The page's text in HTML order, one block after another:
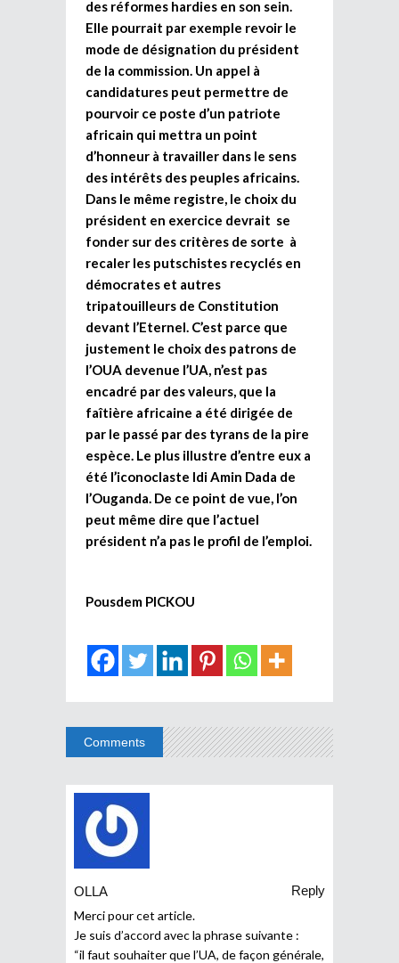
des réformes hardies en son sein.
Elle pourrait par exemple revoir le
mode de désignation du président
de la commission. Un appel à
candidatures peut permettre de
pourvoir ce poste d’un patriote
africain qui mettra un point
d’honneur à travailler dans le sens
des intérêts des peuples africains.
Dans le même registre, le choix du
président en exercice devrait se
fonder sur des critères de sorte à
recaler les putschistes recyclés en
démocrates et autres
tripatouilleurs de Constitution
devant l’Eternel. C’est parce que
justement le choix des patrons de
l’OUA devenue l’UA, n’est pas
encadré par des valeurs, que la
faîtière africaine a été dirigée de
par le passé par des tyrans de la pire
espèce. Le plus illustre d’entre eux a
été l’iconoclaste Idi Amin Dada de
l’Ouganda. De ce point de vue, l’on
peut même dire que l’actuel
président n’a pas le profil de l’emploi.
Pousdem PICKOU
Comments
OLLA
Reply
Merci pour cet article.
Je suis d’accord avec la phrase suivante :
“il faut souhaiter que l’UA, de façon générale,